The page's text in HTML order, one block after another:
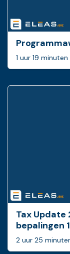
1 uur 19 minuten
Tax
bepalingen
2 uur 25